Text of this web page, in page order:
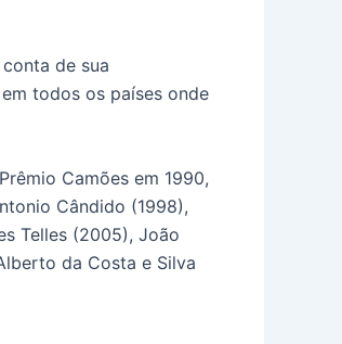
de sua
todos os países onde
Camões em 1990,
Cândido (1998),
Telles (2005), João
da Costa e Silva